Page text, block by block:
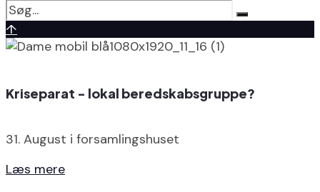
↑
Kriseparat - lokal beredskabsgruppe?
31. August i forsamlingshuset
Læs mere